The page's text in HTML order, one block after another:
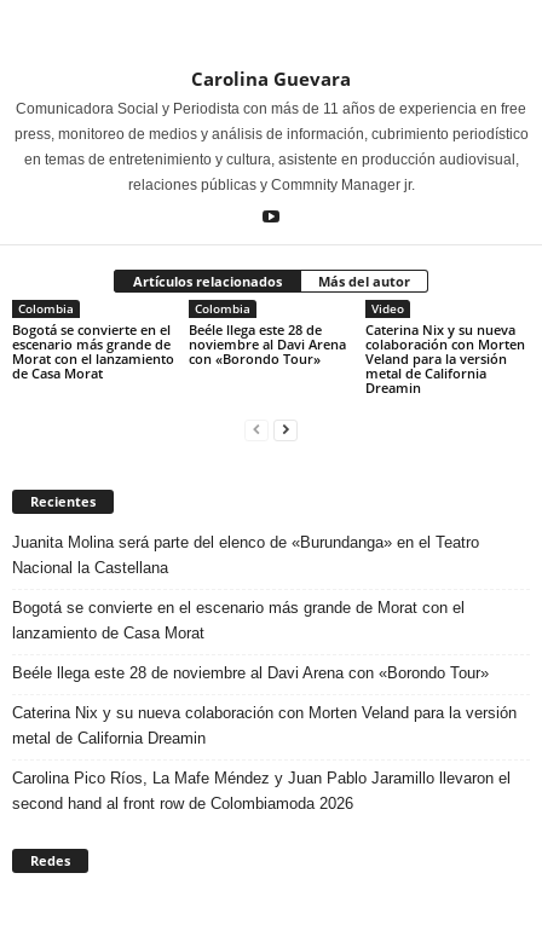
Carolina Guevara
Comunicadora Social y Periodista con más de 11 años de experiencia en free
press, monitoreo de medios y análisis de información, cubrimiento periodístico
en temas de entretenimiento y cultura, asistente en producción audiovisual,
relaciones públicas y Commnity Manager jr.
Artículos relacionados Más del autor
Colombia
Bogotá se convierte en el
escenario más grande de
Morat con el lanzamiento
de Casa Morat
Colombia
Beéle llega este 28 de
noviembre al Davi Arena
con «Borondo Tour»
Video
Caterina Nix y su nueva
colaboración con Morten
Veland para la versión
metal de California
Dreamin
Recientes
Juanita Molina será parte del elenco de «Burundanga» en el Teatro
Nacional la Castellana
Bogotá se convierte en el escenario más grande de Morat con el
lanzamiento de Casa Morat
Beéle llega este 28 de noviembre al Davi Arena con «Borondo Tour»
Caterina Nix y su nueva colaboración con Morten Veland para la versión
metal de California Dreamin
Carolina Pico Ríos, La Mafe Méndez y Juan Pablo Jaramillo llevaron el
second hand al front row de Colombiamoda 2026
Redes